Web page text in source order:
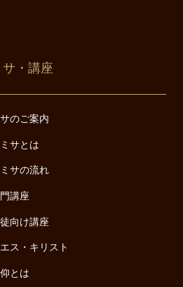
サ・講座
サのご案内
ミサとは
ミサの流れ
講座
向け講座
ス・キリスト
とは